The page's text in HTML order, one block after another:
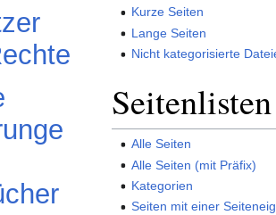
Kurze Seiten
Lange Seiten
Nicht kategorisierte
Seitenlisten
Alle Seiten
Alle Seiten (mit Präfix)
Kategorien
Seiten mit einer